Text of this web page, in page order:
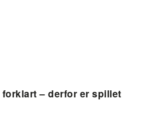
– derfor er spillet